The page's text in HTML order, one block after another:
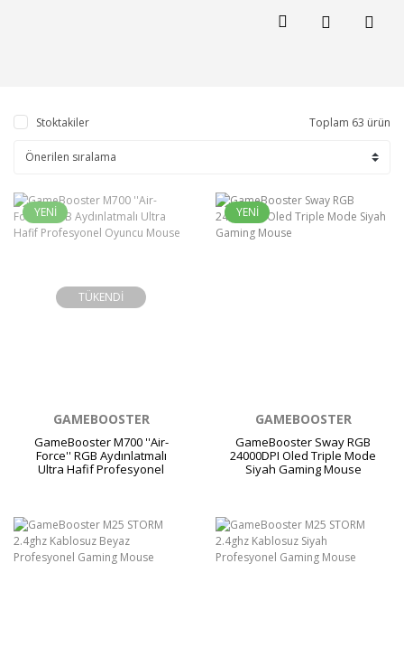
Stoktakiler Toplam 63 ürün
YENİ
TÜKENDİ
GAMEBOOSTER
GameBooster M700 ''Air-
Force'' RGB Aydınlatmalı
Ultra Hafif Profesyonel
YENİ
GAMEBOOSTER
GameBooster Sway RGB
24000DPI Oled Triple Mode
Siyah Gaming Mouse